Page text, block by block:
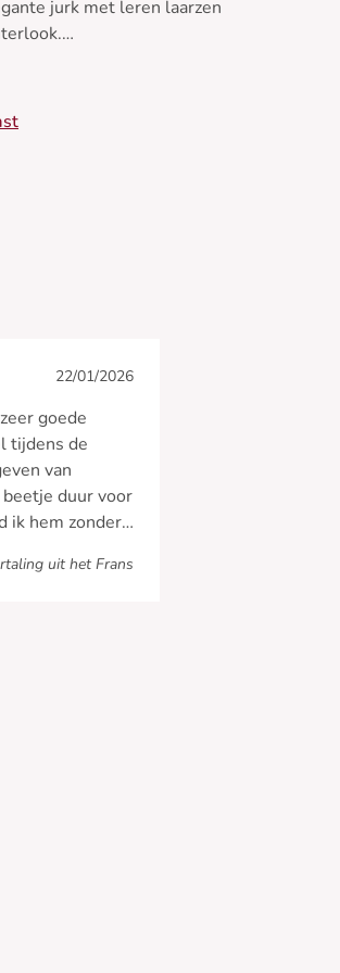
jurk met leren laarzen
22/01/2026
goede
tijdens de
van
duur voor
ik hem zonder
uit het Frans